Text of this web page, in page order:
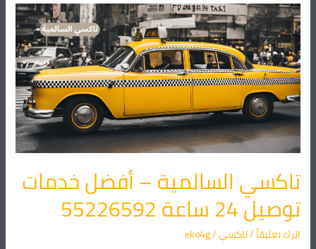
تاكسي السالمية – أفضل خدمات
توصيل 24 ساعة 55226592
اترك تعليقاً/تاكسي/
eko4g
تاكسي
السالمية
–
أفضل
خدمات
توصيل
24
ساعة
55226592